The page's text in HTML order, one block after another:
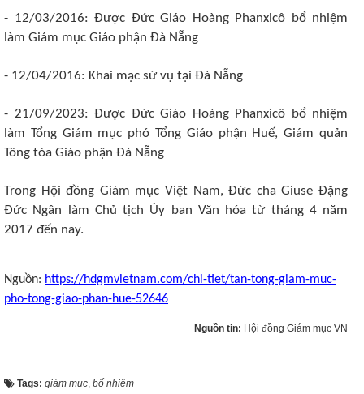
- 12/03/2016: Được Đức Giáo Hoàng Phanxicô bổ nhiệm
làm Giám mục Giáo phận Đà Nẵng
- 12/04/2016: Khai mạc sứ vụ tại Đà Nẵng
- 21/09/2023: Được Đức Giáo Hoàng Phanxicô bổ nhiệm
làm Tổng Giám mục phó Tổng Giáo phận Huế, Giám quản
Tông tòa Giáo phận Đà Nẵng
Trong Hội đồng Giám mục Việt Nam, Đức cha Giuse Đặng
Đức Ngân làm Chủ tịch Ủy ban Văn hóa từ tháng 4 năm
2017 đến nay.
Nguồn: https://hdgmvietnam.com/chi-tiet/tan-tong-giam-muc-
pho-tong-giao-phan-hue-52646
Nguồn tin: Hội đồng Giám mục VN
Tags: giám mục, bổ nhiệm